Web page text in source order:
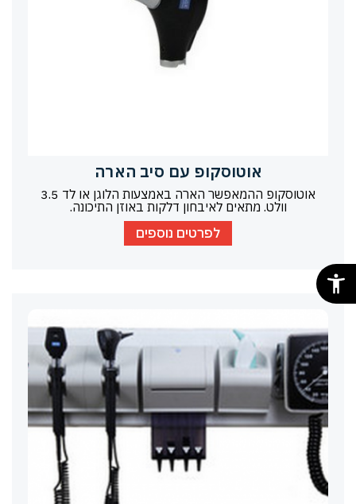
אוטוסקופ עם סיב הארה
אוטוסקופ ההמאפשר הארה באמצעות הלוגן או לד 3.5
וולט. מתאים לאיבחון דלקות באוזן התיכונה.
לפרטים נוספים